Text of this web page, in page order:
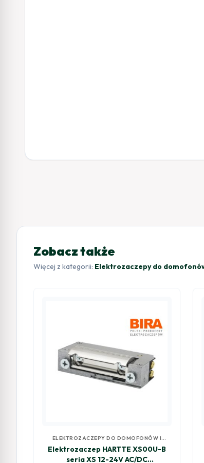
Zobacz także
Więcej z kategorii: Elektrozaczepy do
ELEKTROZACZEPY DO DOMOFONÓW I
WIDEODOMOFONÓW
Elektrozaczep HARTTE XS00U-B
seria XS 12-24V AC/DC